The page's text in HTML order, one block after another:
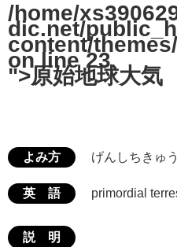
/home/
dic.net/
content/
on line23
">原始地球大気
よみ方 げんしちきゅ
英 語 primordial
説 明